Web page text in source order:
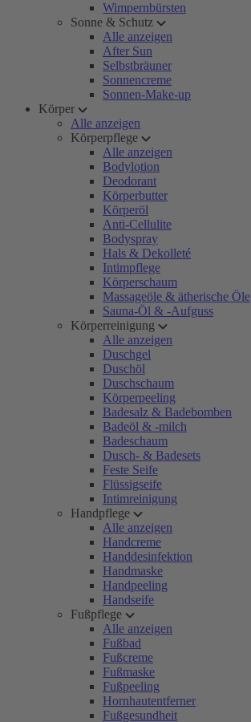
Wimpernbürsten
Sonne & Schutz
Alle anzeigen
After Sun
Selbstbräuner
Sonnencreme
Sonnen-Make-up
Körper
Alle anzeigen
Körperpflege
Alle anzeigen
Bodylotion
Deodorant
Körperbutter
Körperöl
Anti-Cellulite
Bodyspray
Hals & Dekolleté
Intimpflege
Körperschaum
Massageöle & ätherische Öle
Sauna-Öl & -Aufguss
Körperreinigung
Alle anzeigen
Duschgel
Duschöl
Duschschaum
Körperpeeling
Badesalz & Badebomben
Badeöl & -milch
Badeschaum
Dusch- & Badesets
Feste Seife
Flüssigseife
Intimreinigung
Handpflege
Alle anzeigen
Handcreme
Handdesinfektion
Handmaske
Handpeeling
Handseife
Fußpflege
Alle anzeigen
Fußbad
Fußcreme
Fußmaske
Fußpeeling
Hornhautentferner
Fußgesundheit